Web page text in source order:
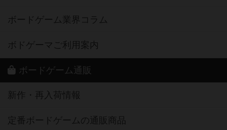
ボードゲーム業界コラム
ボドゲーマご利用案内
ボードゲーム通販
新作・再入荷情報
定番ボードゲームの通販商品